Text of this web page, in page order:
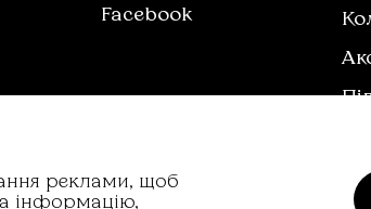
Facebook
реклами, щоб
інформацію,